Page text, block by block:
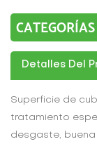
Detalles Del
Superficie de
tratamiento
desgaste,